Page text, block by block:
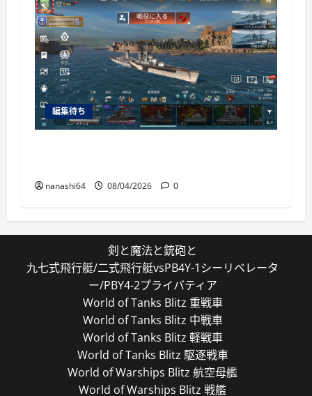
編集待ち
nanashi64 08/04/2026 0
剣と魔法と銃砲と
九七式飛行艇/二式飛行艇vsPB4Y-1シーリベレータ
ー/PBY4-2プライバティア
World of Tanks Blitz 重戦車
World of Tanks Blitz 中戦車
World of Tanks Blitz 軽戦車
World of Tanks Blitz 駆逐戦車
World of Warships Blitz 航空母艦
World of Warships Blitz 戦艦